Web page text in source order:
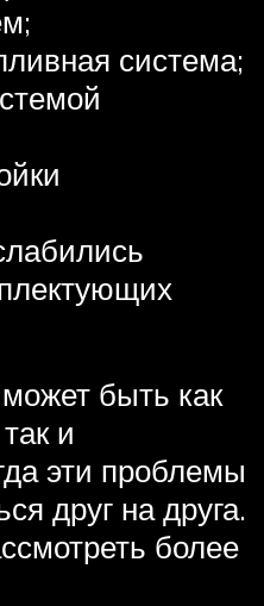
система;
быть как
и
эти проблемы
друг на друга.
более